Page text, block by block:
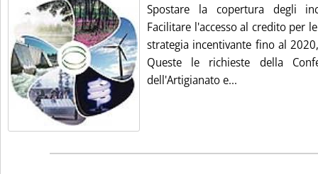
Spostare la copertura degli
Facilitare l'accesso al credito per
strategia incentivante fino al
Queste le richieste della
dell'Artigianato e...